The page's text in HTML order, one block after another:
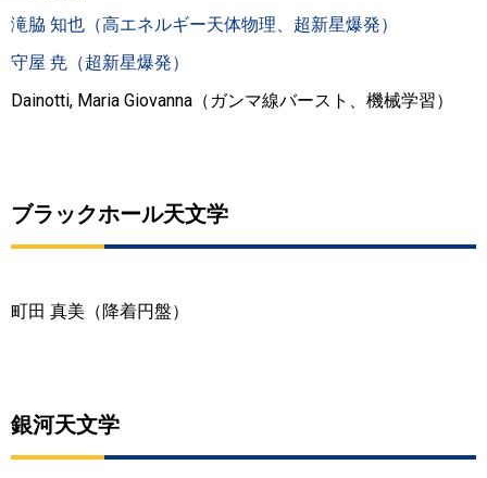
滝脇 知也（高エネルギー天体物理、超新星爆発）
守屋 尭（超新星爆発）
Dainotti, Maria Giovanna（ガンマ線バースト、機械学習）
ブラックホール天文学
町田 真美（降着円盤）
銀河天文学